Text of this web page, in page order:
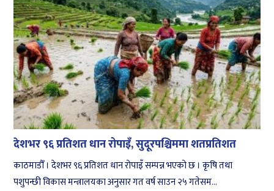
देशभर ९६ प्रतिशत धान रोपाइँ, सुदूरपश्चिममा शतप्रतिशत
काठमाडौँ । देशभर ९६ प्रतिशत धान रोपाइँ सम्पन्न भएको छ । कृषि तथा
पशुपन्छी विकास मन्त्रालयका अनुसार गत वर्ष साउन २५ गतेसम...